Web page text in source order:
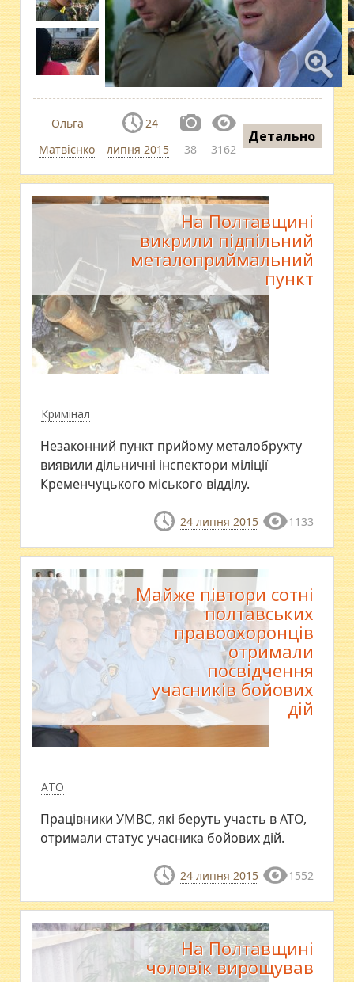
Ольга
Матвієнко
24
липня 2015
38 3162
Детально
Кримінал
На Полтавщині
викрили підпільний
металоприймальний
пункт
Незаконний пункт прийому металобрухту
виявили дільничні інспектори міліції
Кременчуцького міського відділу.
24 липня 2015 1133
АТО
Майже півтори сотні
полтавських
правоохоронців
отримали
посвідчення
учасників бойових
дій
Працівники УМВС, які беруть участь в АТО,
отримали статус учасника бойових дій.
24 липня 2015 1552
На Полтавщині
чоловік вирощував